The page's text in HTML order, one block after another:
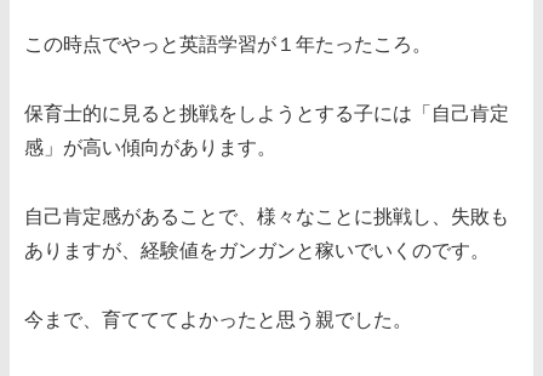
この時点でやっと英語学習が１年たったころ。
保育士的に見ると挑戦をしようとする子には「自己肯定
感」が高い傾向があります。
自己肯定感があることで、様々なことに挑戦し、失敗も
ありますが、経験値をガンガンと稼いでいくのです。
今まで、育てててよかったと思う親でした。